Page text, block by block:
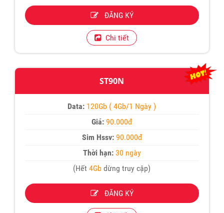
ĐĂNG KÝ
Chi tiết
ST90N
Data: 120Gb ( 4Gb/1 Ngày )
Giá:90.000đ
Sim Hssv:90.000đ
Thời hạn:30 ngày
(Hết4Gb dừng truy cập)
ĐĂNG KÝ